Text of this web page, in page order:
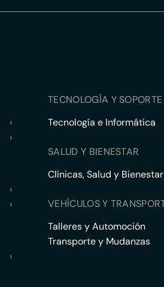
›
›
›
›
›
TECNOLOGÍA Y
Tecnología e Informática
SALUD Y BIENESTAR
Clínicas, Salud y Bienestar
VEHÍCULOS Y
Talleres y Automoción
Transporte y Mudanzas